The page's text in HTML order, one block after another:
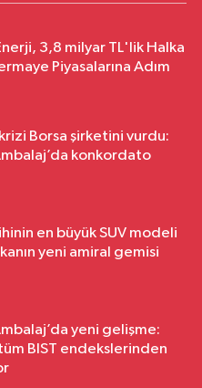
3,8 milyar TL'lik Halka
Piyasalarına Adım
Borsa şirketini vurdu:
konkordato
en büyük SUV modeli
yeni amiral gemisi
yeni gelişme:
BIST endekslerinden